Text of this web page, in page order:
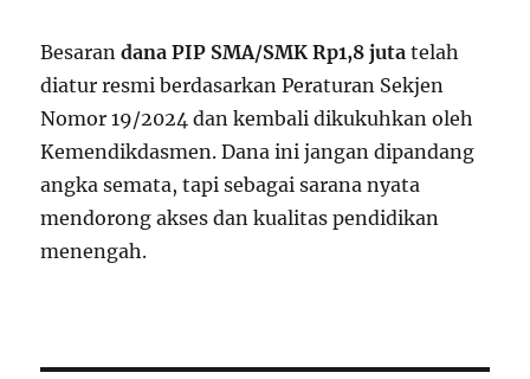
Besarandana PIP SMA/SMK Rp1,8 juta telah
diatur resmi berdasarkan Peraturan Sekjen
Nomor 19/2024 dan kembali dikukuhkan oleh
Kemendikdasmen. Dana ini jangan dipandang
angka semata, tapi sebagai sarana nyata
mendorong akses dan kualitas pendidikan
menengah.